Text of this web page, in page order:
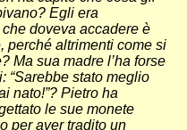
Egli era
doveva accadere è
perché altrimenti come si
Ma sua madre l’ha forse
“Sarebbe stato meglio
nato!”? Pietro ha
le sue monete
per aver tradito un